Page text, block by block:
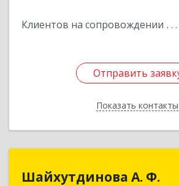
Клиентов на сопровождении
Отправить
Показать контакты
Отправить
Назад
Шайхутдинова А. Ф.